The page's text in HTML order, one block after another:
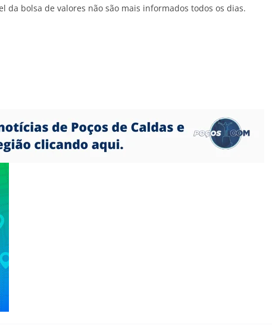
da bolsa de valores não são mais informados todos os dias.